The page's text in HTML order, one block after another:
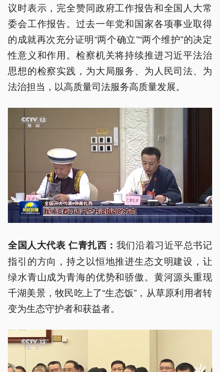
议时表示，完全赞同政府工作报告和全国人大常
委会工作报告。过去一年党和国家各项事业取得
的成就再次充分证明“两个确立”“两个维护”的决定
性意义和作用。检察机关将持续推进习近平法治
思想的检察实践，为大局服务、为人民司法、为
法治担当，以高质量司法服务高质量发展。
全国人大代表 仁青扎西： 我们沿着习近平总书记
指引的方向，持之以恒地推进生态文明建设，让
绿水青山成为青海的优势和骄傲。黄河源头重现
千湖美景，牧民吃上了“生态饭”，从草原利用者转
变为生态守护者和获益者。